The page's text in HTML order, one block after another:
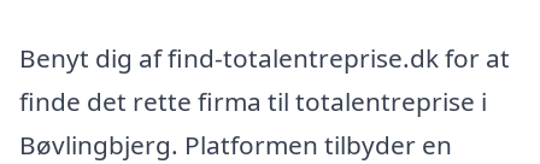
Benyt dig af find-totalentreprise.dk for at
finde det rette firma til totalentreprise i
Bøvlingbjerg. Platformen tilbyder en